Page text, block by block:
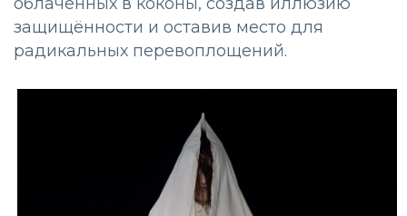
защищённости и оставив место для
радикальных перевоплощений.